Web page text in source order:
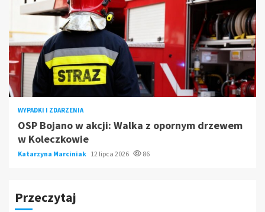
WYPADKI I ZDARZENIA
OSP Bojano w akcji: Walka z opornym drzewem
w Koleczkowie
Katarzyna Marciniak 12 lipca 2026 86
Przeczytaj